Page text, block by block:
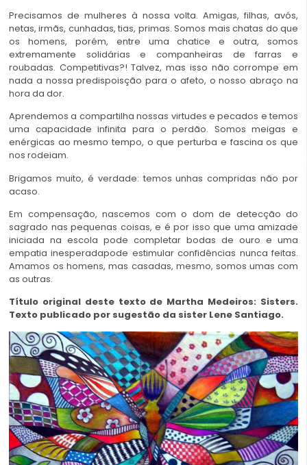
Precisamos de mulheres à nossa volta. Amigas, filhas, avós,
netas, irmãs, cunhadas, tias, primas. Somos mais chatas do que
os homens, porém, entre uma chatice e outra, somos
extremamente solidárias e companheiras de farras e
roubadas. Competitivas?! Talvez, mas isso não corrompe em
nada a nossa predispoisção para o afeto, o nosso abraço na
hora da dor.
Aprendemos a compartilha nossas virtudes e pecados e temos
uma capacidade infinita para o perdão. Somos meigas e
enérgicas ao mesmo tempo, o que perturba e fascina os que
nos rodeiam.
Brigamos muito, é verdade: temos unhas compridas não por
acaso.
Em compensação, nascemos com o dom de detecção do
sagrado nas pequenas coisas, e é por isso que uma amizade
iniciada na escola pode completar bodas de ouro e uma
empatia inesperadapode estimular confidências nunca feitas.
Amamos os homens, mas casadas, mesmo, somos umas com
as outras.
Título original deste texto de Martha Medeiros: Sisters.
Texto publicado por sugestão da sister Lene Santiago.